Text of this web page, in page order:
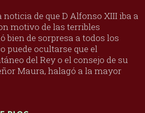
noticia de que D Alfonso XIII iba a
motivo de las terribles
bien de sorpresa a todos los
puede ocultarse que el
del Rey o el consejo de su
Maura, halagó a la mayor